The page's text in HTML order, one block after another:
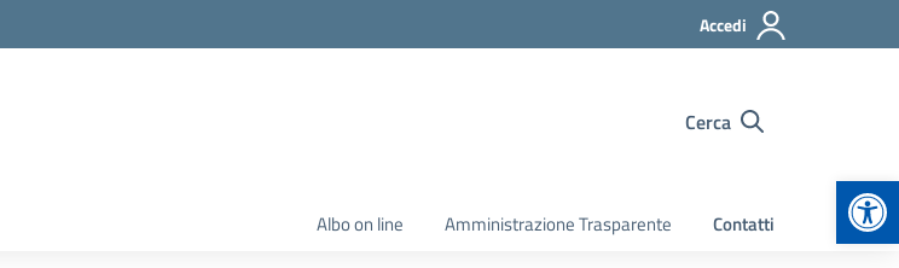
Accedi
Cerca
Albo on line Amministrazione Trasparente Contatti